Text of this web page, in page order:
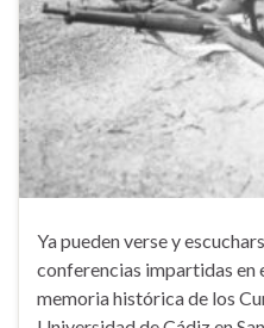
Ya pueden verse y
conferencias impartidas en
memoria histórica de los